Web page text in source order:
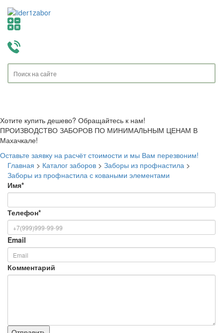
Хотите купить дешево? Обращайтесь к нам!
ПРОИЗВОДСТВО ЗАБОРОВ ПО МИНИМАЛЬНЫМ ЦЕНАМ В
Махачкале!
Оставьте заявку на расчёт стоимости и мы Вам перезвоним!
Главная > Каталог заборов > Заборы из профнастила >
Заборы из профнастила с коваными элементами
Имя*
Телефон*
Email
Комментарий